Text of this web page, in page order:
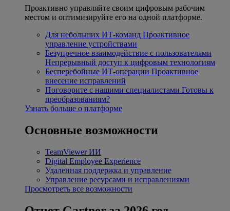
Проактивно управляйте своим цифровым рабочим
местом и оптимизируйте его на одной платформе.
Для небольших ИТ-команд Проактивное
управление устройствами
Безупречное взаимодействие с пользователями
Непрерывный доступ к цифровым технологиям
Бесперебойные ИТ-операции Проактивное
внесение исправлений
Поговорите с нашими специалистами Готовы к
преобразованиям?
Узнать больше о платформе
Основные возможности
TeamViewer ИИ
Digital Employee Experience
Удаленная поддержка и управление
Управление ресурсами и исправлениями
Просмотреть все возможности